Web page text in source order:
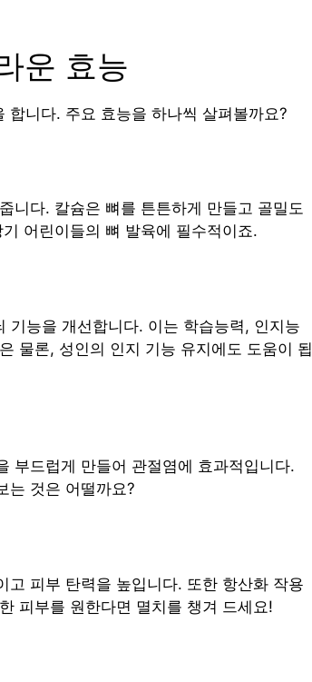
운 효능
합니다. 주요 효능을 하나씩 살펴볼까요?
니다. 칼슘은 뼈를 튼튼하게 만들고 골밀도
어린이들의 뼈 발육에 필수적이죠.
기능을 개선합니다. 이는 학습능력, 인지능
물론, 성인의 인지 기능 유지에도 도움이 됩
부드럽게 만들어 관절염에 효과적입니다.
는 것은 어떨까요?
고 피부 탄력을 높입니다. 또한 항산화 작용
피부를 원한다면 멸치를 챙겨 드세요!